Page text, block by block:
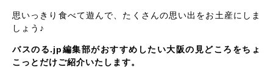
思いっきり食べて遊んで、たくさんの思い出をお土産にしま
しょう♪
バスのる.jp編集部がおすすめしたい大阪の見どころをちょ
こっとだけご紹介いたします。